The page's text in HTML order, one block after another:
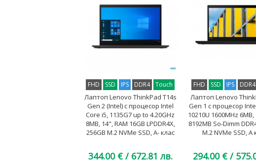
FHD SSD IPS DDR4 Touch
Лаптоп Lenovo ThinkPad T14s
Gen 2 (Intel) с процесор Intel
Core i5, 1135G7 up to 4.20GHz
8MB, 14", RAM 16GB LPDDR4X,
256GB M.2 NVMe SSD, A- клас
344.00 € / 672.81 лв.
FHD SSD IPS DDR4
Лаптоп Lenovo
Gen 1 с процесор
10210U 1600MHz 6MB,
8192MB So-Dimm
M.2 NVMe SSD, A
294.00 € /